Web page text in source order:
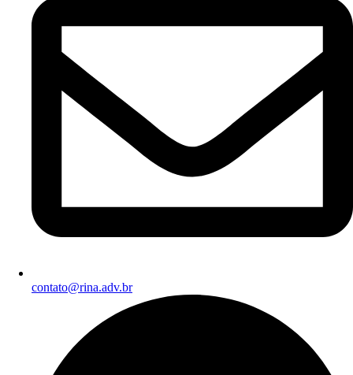
contato@rina.adv.br